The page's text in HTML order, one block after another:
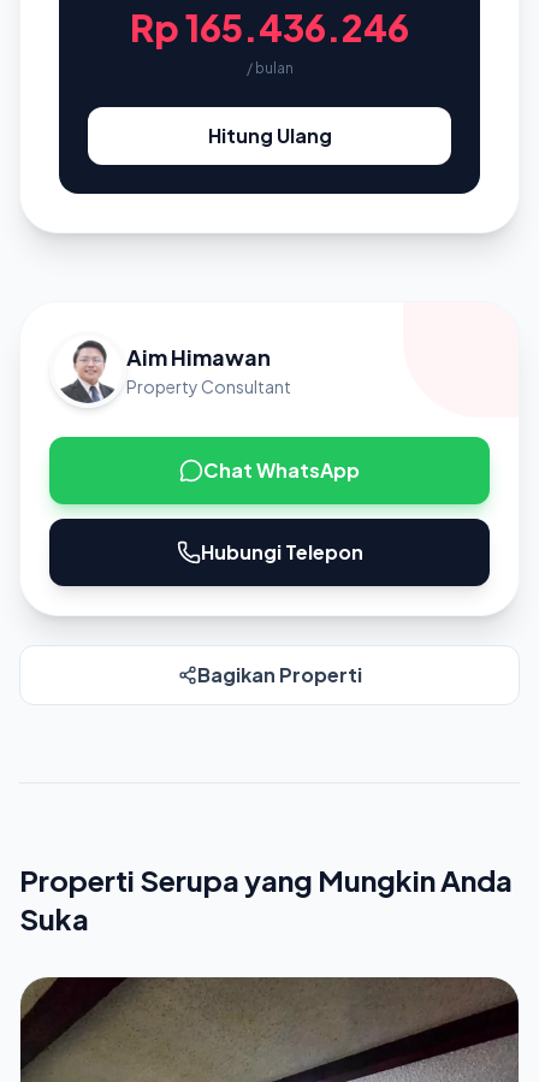
Rp 165.436.246
/ bulan
Hitung Ulang
Aim Himawan
Property Consultant
Chat WhatsApp
Hubungi Telepon
Bagikan Properti
Properti Serupa yang Mungkin Anda
Suka